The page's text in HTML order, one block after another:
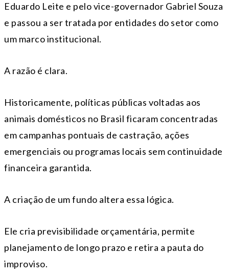
Eduardo Leite e pelo vice-governador Gabriel Souza
e passou a ser tratada por entidades do setor como
um marco institucional.
A razão é clara.
Historicamente, políticas públicas voltadas aos
animais domésticos no Brasil ficaram concentradas
em campanhas pontuais de castração, ações
emergenciais ou programas locais sem continuidade
financeira garantida.
A criação de um fundo altera essa lógica.
Ele cria previsibilidade orçamentária, permite
planejamento de longo prazo e retira a pauta do
improviso.